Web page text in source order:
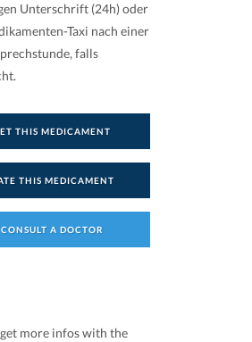
Unterschrift (24h) oder
Taxi nach einer
falls
THIS MEDICAMENT
THIS MEDICAMENT
CONSULT A DOCTOR
more infos with the